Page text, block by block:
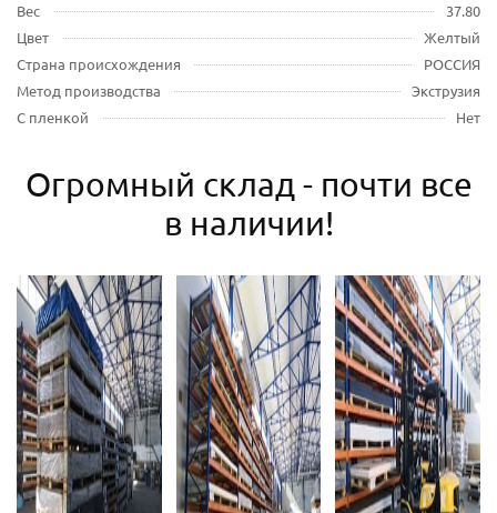
Вес
37.80
Цвет
Желтый
Страна происхождения
РОССИЯ
Метод производства
Экструзия
С пленкой
Нет
Огромный склад - почти все
в наличии!